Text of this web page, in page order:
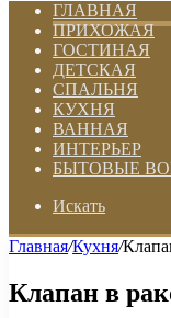
ГЛАВНАЯ
ПРИХОЖАЯ
ГОСТИНАЯ
ДЕТСКАЯ
СПАЛЬНЯ
КУХНЯ
ВАННАЯ
ИНТЕРЬЕР
БЫТОВЫЕ
Искать
Главная/Кухня/
Клапан в